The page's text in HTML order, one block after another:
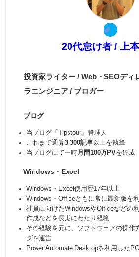
20代怠け者 / 上
投資家ライター / Web・SEOディ
ラエンジニア / ブロガー
ブログ
当ブログ「Tipstour」管理人
これまで通算3,300記事以上を執筆
当ブログにて一時月間100万PVを達成
Windows・Excel
Windows・Excel使用歴17年以上
Windows・Officeともに常に最新版を
社員に向けたWindowsやOfficeなどの
作成などを長期にわたり経験
その経験を元に、ソフトウェアの操作
グを運営
Power Automate Desktopを利用した